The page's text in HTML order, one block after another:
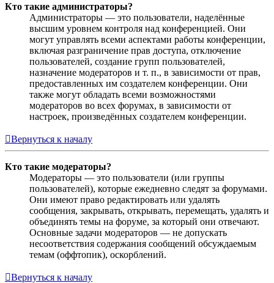
Кто такие администраторы?
Администраторы — это пользователи, наделённые
высшим уровнем контроля над конференцией. Они
могут управлять всеми аспектами работы конференции,
включая разграничение прав доступа, отключение
пользователей, создание групп пользователей,
назначение модераторов и т. п., в зависимости от прав,
предоставленных им создателем конференции. Они
также могут обладать всеми возможностями
модераторов во всех форумах, в зависимости от
настроек, произведённых создателем конференции.
Вернуться к началу
Кто такие модераторы?
Модераторы — это пользователи (или группы
пользователей), которые ежедневно следят за форумами.
Они имеют право редактировать или удалять
сообщения, закрывать, открывать, перемещать, удалять и
объединять темы на форуме, за который они отвечают.
Основные задачи модераторов — не допускать
несоответствия содержания сообщений обсуждаемым
темам (оффтопик), оскорблений.
Вернуться к началу